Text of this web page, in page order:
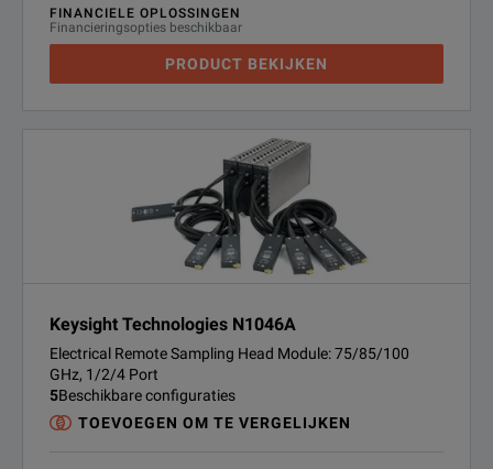
FINANCIELE OPLOSSINGEN
Financieringsopties beschikbaar
PRODUCT BEKIJKEN
Keysight Technologies N1046A
Electrical Remote Sampling Head Module: 75/85/100
GHz, 1/2/4 Port
5Beschikbare configuraties
TOEVOEGEN OM TE VERGELIJKEN